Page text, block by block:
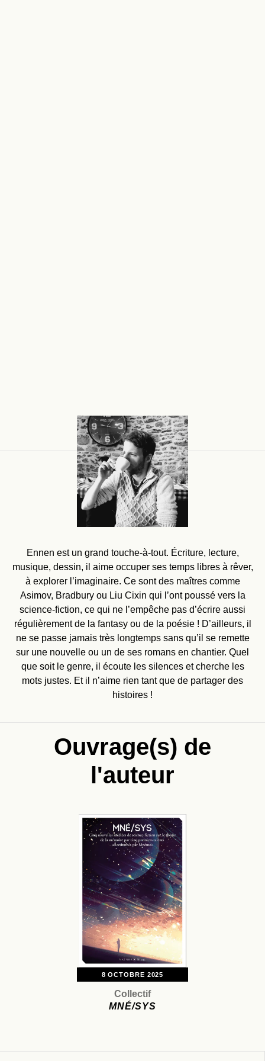
Ennen est un grand touche-à-tout. Écriture, lecture,
musique, dessin, il aime occuper ses temps libres à rêver,
à explorer l’imaginaire. Ce sont des maîtres comme
Asimov, Bradbury ou Liu Cixin qui l’ont poussé vers la
science-fiction, ce qui ne l’empêche pas d’écrire aussi
régulièrement de la fantasy ou de la poésie ! D’ailleurs, il
ne se passe jamais très longtemps sans qu’il se remette
sur une nouvelle ou un de ses romans en chantier. Quel
que soit le genre, il écoute les silences et cherche les
mots justes. Et il n’aime rien tant que de partager des
histoires !
Ouvrage(s) de
l'auteur
8 OCTOBRE 2025
Collectif
MNÉ/SYS